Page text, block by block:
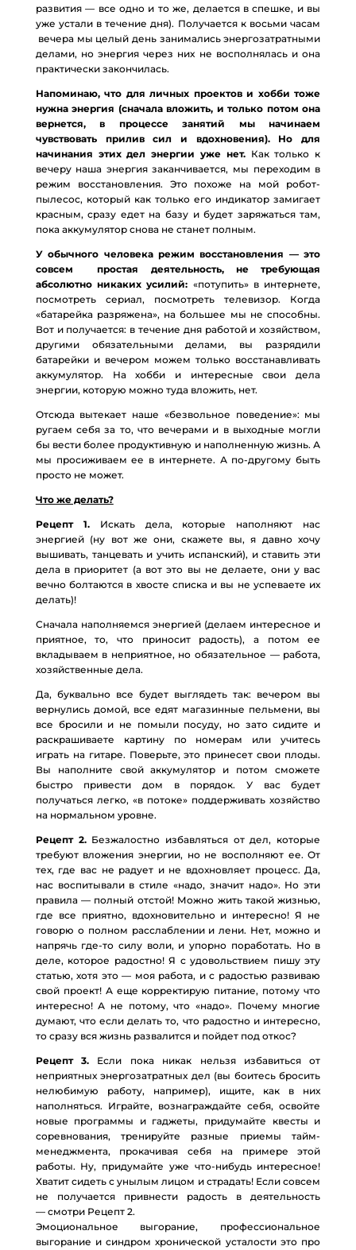
развития — все одно и то же, делается в спешке, и вы
уже устали в течение дня). Получается к восьми часам
вечера мы целый день занимались энергозатратными
делами, но энергия через них не восполнялась и она
практически закончилась.
Напоминаю, что для личных проектов и хобби тоже
нужна энергия (сначала вложить, и только потом она
вернется, в процессе занятий мы начинаем
чувствовать прилив сил и вдохновения). Но для
начинания этих дел энергии уже нет.Как только к
вечеру наша энергия заканчивается, мы переходим в
режим восстановления. Это похоже на мой робот-
пылесос, который как только его индикатор замигает
красным, сразу едет на базу и будет заряжаться там,
пока аккумулятор снова не станет полным.
У обычного человека режим восстановления — это
совсем простая деятельность, не требующая
абсолютно никаких усилий: «потупить» в интернете,
посмотреть сериал, посмотреть телевизор. Когда
«батарейка разряжена», на большее мы не способны.
Вот и получается: в течение дня работой и хозяйством,
другими обязательными делами, вы разрядили
батарейки и вечером можем только восстанавливать
аккумулятор. На хобби и интересные свои дела
энергии, которую можно туда вложить, нет.
Отсюда вытекает наше «безвольное поведение»: мы
ругаем себя за то, что вечерами и в выходные могли
бы вести более продуктивную и наполненную жизнь. А
мы просиживаем ее в интернете. А по-другому быть
просто не может.
Что же делать?
Рецепт 1.Искать дела, которые наполняют нас
энергией (ну вот же они, скажете вы, я давно хочу
вышивать, танцевать и учить испанский), и ставить эти
дела в приоритет (а вот это вы не делаете, они у вас
вечно болтаются в хвосте списка и вы не успеваете их
делать)!
Сначала наполняемся энергией (делаем интересное и
приятное, то, что приносит радость), а потом ее
вкладываем в неприятное, но обязательное — работа,
хозяйственные дела.
Да, буквально все будет выглядеть так: вечером вы
вернулись домой, все едят магазинные пельмени, вы
все бросили и не помыли посуду, но зато сидите и
раскрашиваете картину по номерам или учитесь
играть на гитаре. Поверьте, это принесет свои плоды.
Вы наполните свой аккумулятор и потом сможете
быстро привести дом в порядок. У вас будет
получаться легко, «в потоке» поддерживать хозяйство
на нормальном уровне.
Рецепт 2. Безжалостно избавляться от дел, которые
требуют вложения энергии, но не восполняют ее. От
тех, где вас не радует и не вдохновляет процесс. Да,
нас воспитывали в стиле «надо, значит надо». Но эти
правила — полный отстой! Можно жить такой жизнью,
где все приятно, вдохновительно и интересно! Я не
говорю о полном расслаблении и лени. Нет, можно и
напрячь где-то силу воли, и упорно поработать. Но в
деле, которое радостно! Я с удовольствием пишу эту
статью, хотя это — моя работа, и с радостью развиваю
свой проект! А еще корректирую питание, потому что
интересно! А не потому, что «надо». Почему многие
думают, что если делать то, что радостно и интересно,
то сразу вся жизнь развалится и пойдет под откос?
Рецепт 3. Если пока никак нельзя избавиться от
неприятных энергозатратных дел (вы боитесь бросить
нелюбимую работу, например), ищите, как в них
наполняться. Играйте, вознаграждайте себя, освойте
новые программы и гаджеты, придумайте квесты и
соревнования, тренируйте разные приемы тайм-
менеджмента, прокачивая себя на примере этой
работы. Ну, придумайте уже что-нибудь интересное!
Хватит сидеть с унылым лицом и страдать! Если совсем
не получается привнести радость в деятельность
— смотри Рецепт 2.
Эмоциональное выгорание, профессиональное
выгорание и синдром хронической усталости это про